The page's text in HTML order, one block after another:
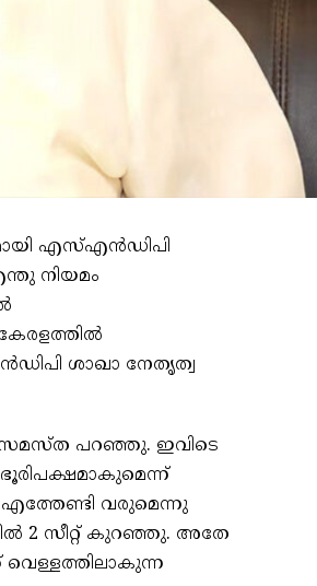
എസ്എൻഡിപി
നിയമം
ശാഖാ നേതൃത്വ
സമസ്ത പറഞ്ഞു. ഇവിടെ
വരുമെന്നു
2 സീറ്റ് കുറഞ്ഞു. അതേ